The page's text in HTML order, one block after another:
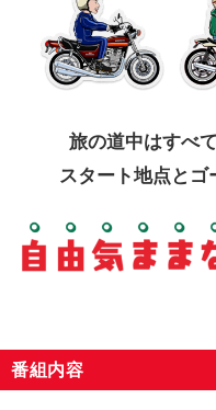
旅の道中はすべて
スタート地点とゴ
番組内容